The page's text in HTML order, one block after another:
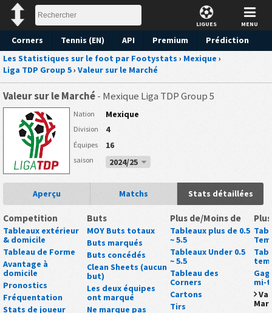
LIGUES MENU
Corners Tennis (EN) API Premium
Prédiction
Les Statistiques sur le foot par Footystats › Mexique ›
Liga TDP Group 5› Valeur sur le Marché
Valeur sur le Marché- Mexique Liga TDP Group 5
Nation Mexique
Division 4
Équipes 16
saison 2024/25
Aperçu Matchs Stats détaillées
Competition
Tableaux extérieur
& domicile
Tableau de Forme
Avantage à
domicile
Pronostics
Fréquentation
Stats de joueur
Buts
MOY Buts totaux
Buts marqués
Buts concédés
Clean Sheets (aucun
but)
Les deux équipes
ont marqué
Ne marque pas
Plus de/Moins de
Tableaux plus de 0.5
~ 5.5
Tableaux Under 0.5
~ 5.5
Tableau des
Corners
Cartons
Tirs
Plus
mi-